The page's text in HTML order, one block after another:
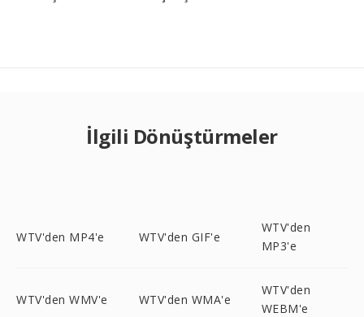
İlgili Dönüştürmeler
WTV'den MP4'e WTV'den GIF'e
WTV'den
MP3'e
WTV'den WMV'e WTV'den WMA'e
WTV'den
WEBM'e